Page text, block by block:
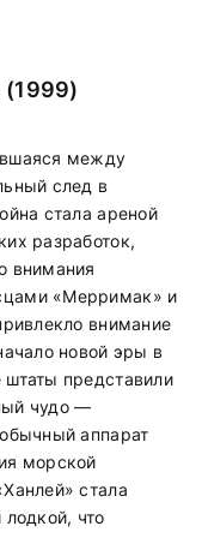
(1999)
между
след в
стала ареной
разработок,
внимания
«Мерримак» и
внимание
новой эры в
представили
чудо —
аппарат
морской
стала
что